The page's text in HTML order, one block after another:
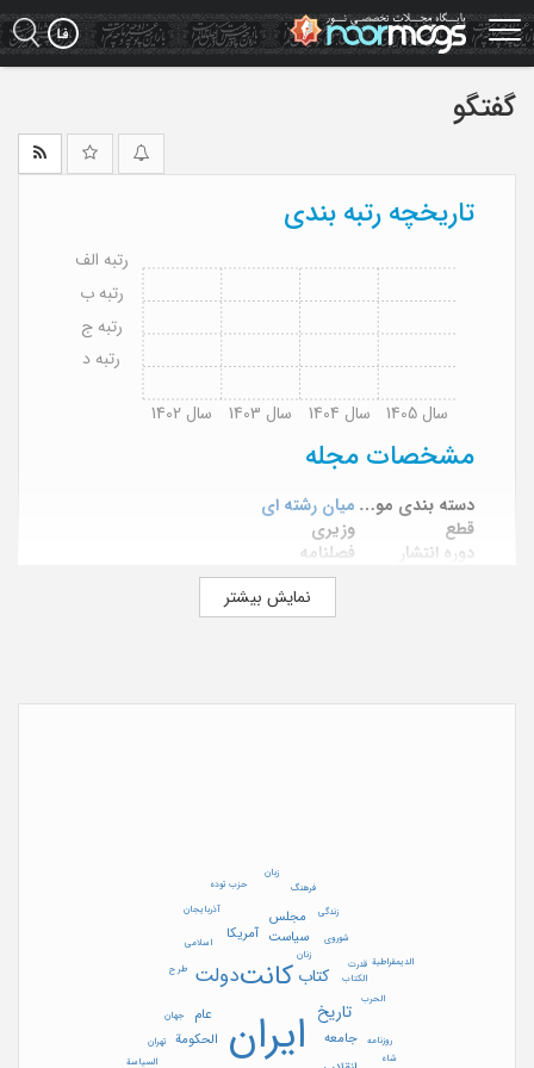
Skip
to
main
گفتگو
تاریخچه رتبه بندی
سال 1402 سال 1403 سال 1404 سال 1405
رتبه د
رتبه ج
رتبه ب
رتبه الف
مشخصات مجله
دسته بندی موضوعیمیان رشته ای
قطع
وزیری
دوره انتشار
فصلنامه
2540317(021)
22687204 (021)نمایش بیشتر
ایران
کانتدولت
کتاب
تاریخ
عام
جامعه
الحکومة
آمریکا سیاست
مجلس
زنان
اسلامی
الکتاب
جهان
طرح
شوروی
زندگی
قدرت
تهران
الحرب
فرهنگ
آذربایجان
روزنامه
حزب توده
زبان
شاه
الدیمقراطیة
السیاسة